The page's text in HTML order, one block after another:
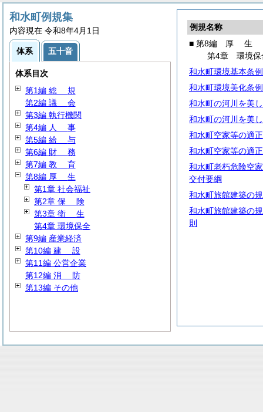
例規名称
■ 第8編 厚 生
第4章 環境保
和水町環境基本条例
和水町環境美化条例
和水町の河川を美
和水町の河川を美
和水町空家等の適
和水町空家等の適
和水町老朽危険空
交付要綱
和水町旅館建築の
和水町旅館建築の
則
和水町例規集
内容現在 令和8年4月1日
体系 五十音
体系目次
第1編 総 規
第2編 議 会
第3編 執行機関
第4編 人 事
第5編 給 与
第6編 財 務
第7編 教 育
第8編 厚 生
第1章 社会福祉
第2章 保
険
第3章 衛 生
第4章 環境保全
第9編 産業経済
第10編 建 設
第11編 公営企業
第12編 消 防
第13編 その他